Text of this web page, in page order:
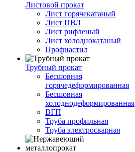
Листовой прокат
Лист горячекатаный
Лист ПВЛ
Лист рифленый
Лист холоднокатаный
Профнастил
Трубный прокат
Бесшовная
горячедеформированная
Бесшовная
холоднодеформированная
ВГП
Труба профильная
Труба электросварная